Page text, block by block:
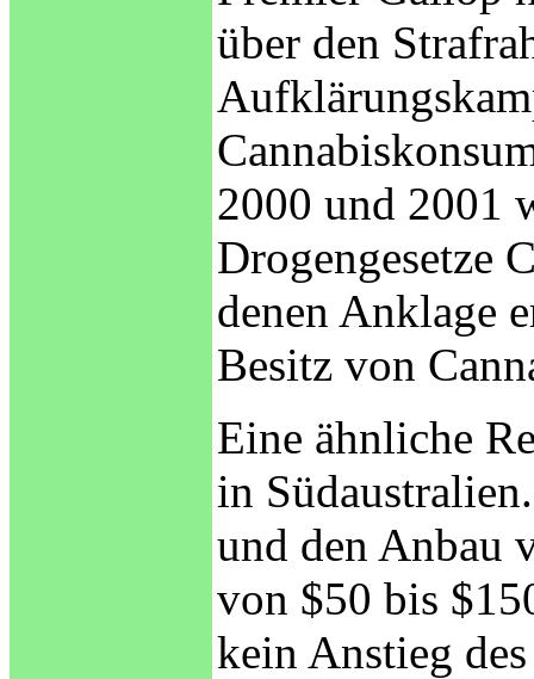
über den
2000 und 2001
Drogengesetze
denen Anklage
Besitz von
Eine ähnliche
in
und den Anbau
von $50 bis
kein Anstieg